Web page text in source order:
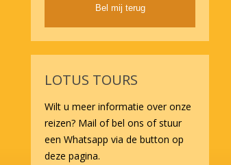
LOTUS TOURS
Wilt u meer informatie over onze
reizen? Mail of bel ons of stuur
een Whatsapp via de button op
deze pagina.